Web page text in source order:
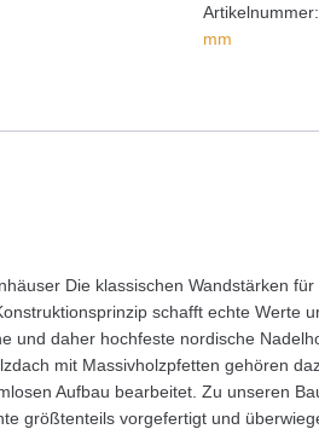
mm
Die klassischen Wandstärken
schafft echte Werte
und daher hochfeste nordische
mit Massivholzpfetten gehören
Aufbau bearbeitet. Zu unseren
größtenteils vorgefertigt und